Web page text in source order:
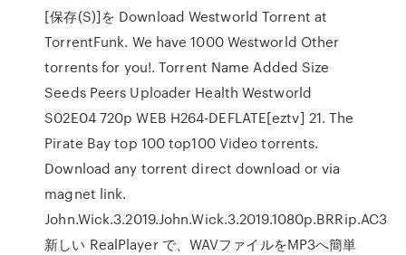
[保存(S)]を Download Westworld Torrent at
TorrentFunk. We have 1000 Westworld Other
torrents for you!. Torrent Name Added Size
Seeds Peers Uploader Health Westworld
S02E04 720p WEB H264-DEFLATE[eztv] 21. The
Pirate Bay top 100 top100 Video torrents.
Download any torrent direct download or via
magnet link.
John.Wick.3.2019.John.Wick.3.2019.1080p.BRRip.AC3
新しい RealPlayer で、WAVファイルをMP3へ簡単